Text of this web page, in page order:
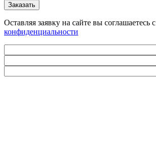
Оставляя заявку на сайте вы соглашаетесь с
конфиденциальности